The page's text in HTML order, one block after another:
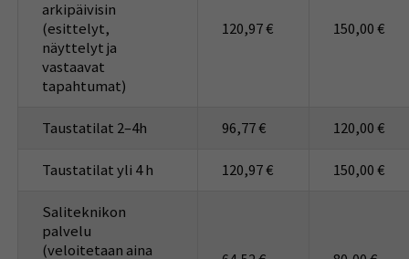
arkipäivisin
(esittelyt,
näyttelyt ja
vastaavat
tapahtumat)
120,97 € 150,00 €
Taustatilat 2–4h 96,77 € 120,00 €
Taustatilat yli 4 h 120,97 € 150,00 €
Saliteknikon
palvelu
(veloitetaan aina